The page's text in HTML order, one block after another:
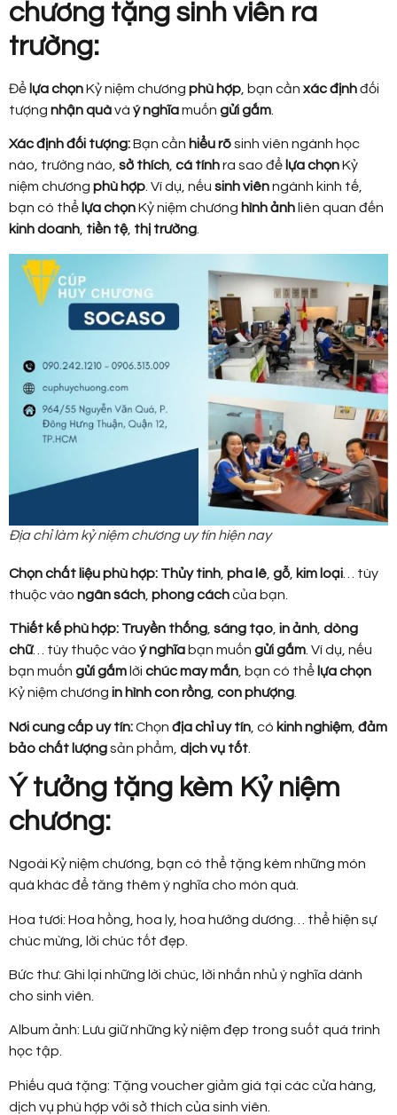
chương tặng sinh viên ra
trường:
Để lựa chọnKỷ niệm chương phù hợp , bạn cần xác địnhđối
tượng nhận quàvà ý nghĩamuốn gửi gắm
Xác định đối tượng:Bạn cần hiểu rõsinh viên ngành học
nào, trường nào, sở thích cá tínhra sao để lựa chọnKỷ
niệm chương phù hợp . Ví dụ, nếu sinh viênngành kinh tế,
bạn có thể lựa chọnKỷ niệm chương hình ảnh liên quan đến
kinh doanh tiền tệ, thị trường
Địa chỉ làm kỷ niệm chương uy tín hiện nay
Chọn chất liệu phù hợp: Thủy tinh pha lê gỗ, kim loại … tùy
thuộc vào ngân sách phong cáchcủa bạn.
Thiết kế phù hợp: Truyền thống, sáng tạo, in ảnh, dòng
chữ… tùy thuộc vào ý nghĩa bạn muốn gửi gắm. Ví dụ, nếu
bạn muốn gửi gắm lời chúc may mắn, bạn có thể lựa chọn
Kỷ niệm chương in hình con rồng, con phượng.
Nơi cung cấp uy tín:Chọn địa chỉ uy tín , có kinh nghiệm đảm
bảochất lượngsản phẩm, dịch vụ tốt
Ý tưởng tặng kèm Kỷ niệm
chương:
Ngoài Kỷ niệm chương, bạn có thể tặng kèm những món
quà khác để tăng thêm ý nghĩa cho món quà.
Hoa tươi: Hoa hồng, hoa ly, hoa hướng dương… thể hiện sự
chúc mừng, lời chúc tốt đẹp.
Bức thư: Ghi lại những lời chúc, lời nhắn nhủ ý nghĩa dành
cho sinh viên.
Album ảnh: Lưu giữ những kỷ niệm đẹp trong suốt quá trình
học tập.
Phiếu quà tặng: Tặng voucher giảm giá tại các cửa hàng,
dịch vụ phù hợp với sở thích của sinh viên.